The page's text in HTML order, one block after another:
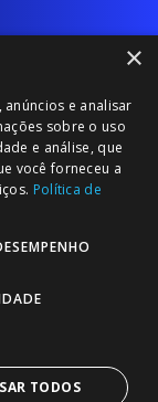
×
e analisar
sobre o uso
e análise, que
você forneceu a
Política de
TODOS